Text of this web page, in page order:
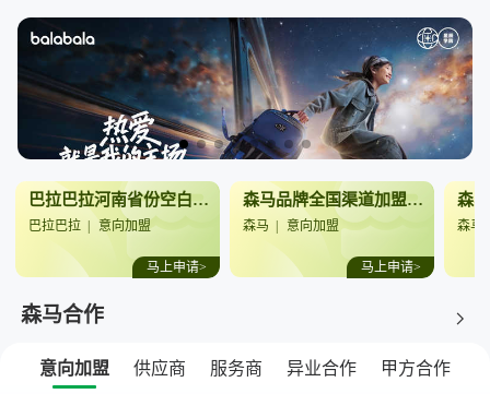
巴拉巴拉河南省份空白市场招商火热启动
巴拉巴拉 意向加盟
马上申请>
森马品牌全国渠道加盟合作
森马 意向加盟
马上申请>
森马
森马合作
意向加盟 供应商 服务商 异业合作 甲方合作